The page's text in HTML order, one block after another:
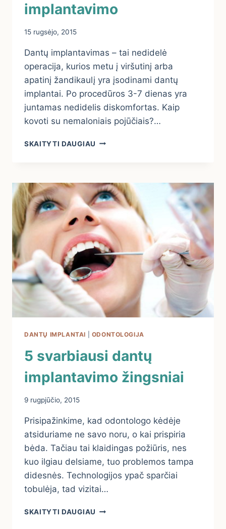
implantavimo
15 rugsėjo, 2015
Dantų implantavimas – tai nedidelė
operacija, kurios metu į viršutinį arba
apatinį žandikaulį yra įsodinami dantų
implantai. Po procedūros 3-7 dienas yra
juntamas nedidelis diskomfortas. Kaip
kovoti su nemaloniais pojūčiais?…
SKAITYTI DAUGIAU KAIP
IMPLANTAVIMO
DANTŲ IMPLANTAI ODONTOLOGIJA
5 svarbiausi dantų
implantavimo žingsniai
9 rugpjūčio, 2015
Prisipažinkime, kad odontologo kėdėje
atsiduriame ne savo noru, o kai prispiria
bėda. Tačiau tai klaidingas požiūris, nes
kuo ilgiau delsiame, tuo problemos tampa
didesnės. Technologijos ypač sparčiai
tobulėja, tad vizitai…
SKAITYTI DAUGIAU 5